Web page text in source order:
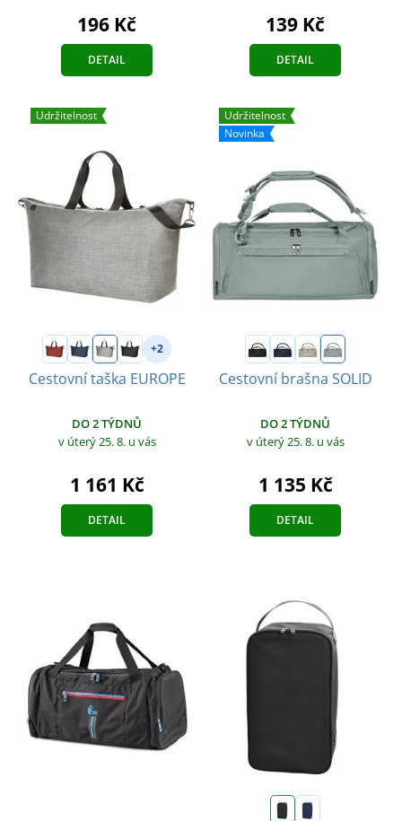
196 Kč
DETAIL
139 Kč
DETAIL
Udržitelnost
+2
Cestovní taška EUROPE
DO 2 TÝDNŮ
v úterý 25. 8. u vás
1 161 Kč
DETAIL
Udržitelnost
Novinka
Cestovní brašna SOLID
DO 2 TÝDNŮ
v úterý 25. 8. u vás
1 135 Kč
DETAIL